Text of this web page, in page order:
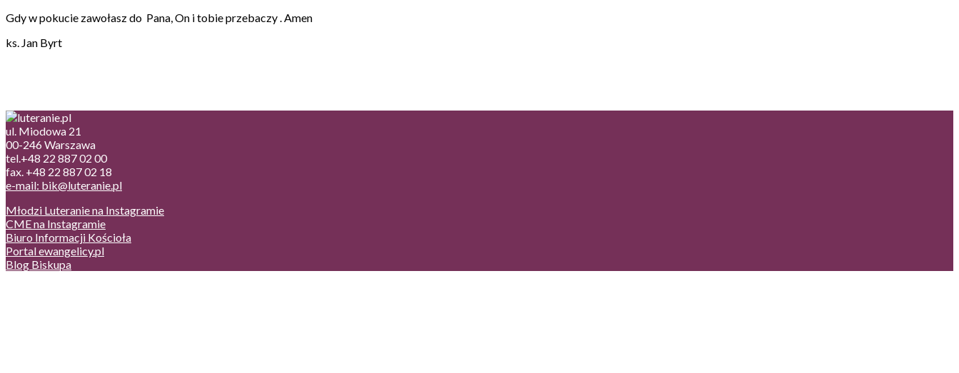
Gdy w pokucie zawołasz do Pana, On i tobie przebaczy . Amen
ks. Jan Byrt
ul. Miodowa 21
00-246 Warszawa
tel.+48 22 887 02 00
fax. +48 22 887 02 18
e-mail: bik@luteranie.pl
Młodzi Luteranie na Instagramie
CME na Instagramie
Biuro Informacji Kościoła
Portal ewangelicy.pl
Blog Biskupa